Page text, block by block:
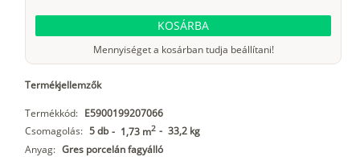
KOSÁRBA
Mennyiséget a kosárban tudja beállítani!
Termékjellemzők
Termékkód: E5900199207066
Csomagolás: 5 db - 1,73 m2 - 33,2 kg
Anyag: Gres porcelán fagyálló